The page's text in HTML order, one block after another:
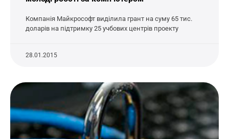
Компанія Майкрософт виділила грант на суму 65 тис.
доларів на підтримку 25 учбових центрів проекту
28.01.2015